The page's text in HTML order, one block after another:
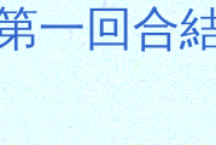
一回合